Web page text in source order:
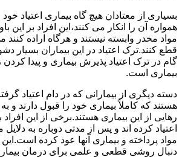
بسیاری از معتادان هیچ گاه بیماری اعتیاد
همواره آن را انکار می کنند،این افراد بر این
مواد مخدر وابسته نیستند و هرگاه اراده کنند
قطع کنند.ترک اعتیاد در این بیماران بسیار
گام در ترک اعتیاد پذیرش بیماری و پیدا کردن
بیماری است.
دسته دیگری از بیمارانی که در دام اعتیاد
هستند که کاملاً بیماری خود را قبول دارند و
رهایی از این بیماری هستند.برخی از این افراد
اعتیاد کرده اند و پس از مدتی دوباره به
مواد پرداخته و بیماری آنها عود کرده است.این
دنبال روشی قطعی و علمی برای درمان